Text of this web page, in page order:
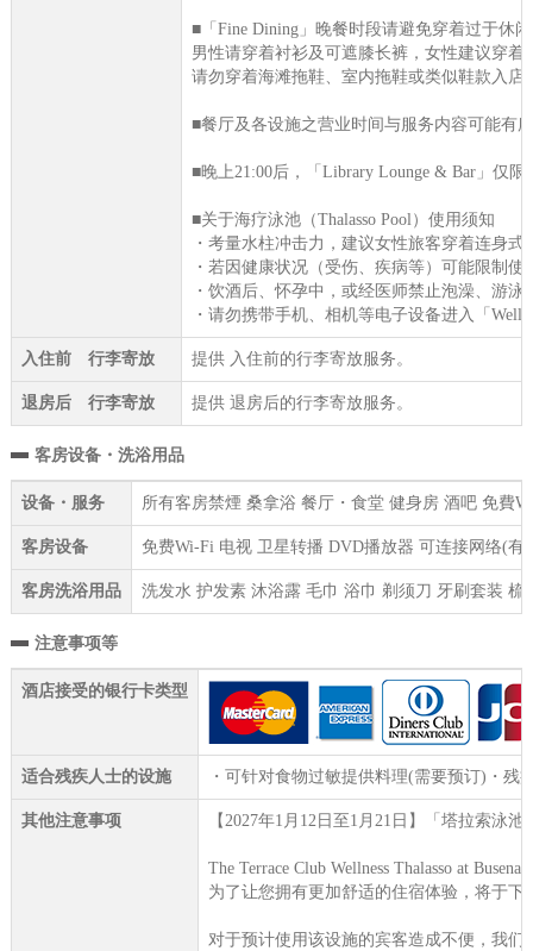
■「Fine Dining」晚餐时段请避免穿着过于休
男性请穿着衬衫及可遮膝长裤，女性建议穿
请勿穿着海滩拖鞋、室内拖鞋或类似鞋款入店
■餐厅及各设施之营业时间与服务内容可能有
■晚上21:00后，「Library Lounge & Bar」仅
■关于海疗泳池（Thalasso Pool）使用须知
・考量水柱冲击力，建议女性旅客穿着连身
・若因健康状况（受伤、疾病等）可能限制使
・饮酒后、怀孕中，或经医师禁止泡澡、游
・请勿携带手机、相机等电子设备进入「
入住前 行李寄放 提供 入住前的行李寄放服务。
退房后 行李寄放 提供 退房后的行李寄放服务。
客房设备・洗浴用品
设备・服务 所有客房禁煙 桑拿浴 餐厅・食堂 健身房 酒吧 免費
客房设备 免费Wi-Fi 电视 卫星转播 DVD播放器 可连接网络(
客房洗浴用品 洗发水 护发素 沐浴露 毛巾 浴巾 剃须刀 牙刷套装 梳
注意事项等
酒店接受的银行卡类型
适合残疾人士的设施 ・可针对食物过敏提供料理(需要预订)・
其他注意事项 【2027年1月12日至1月21日】「塔拉索泳
The Terrace Club Wellness Thalasso at
为了让您拥有更加舒适的住宿体验，将于
对于预计使用该设施的宾客造成不便，我们